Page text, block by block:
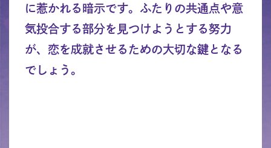
に惹かれる暗示です。ふたりの共通点や意
気投合する部分を見つけようとする努力
が、恋を成就させるための大切な鍵となる
でしょう。